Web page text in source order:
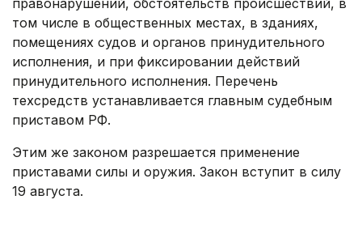
правонарушений, обстоятельств происшествий, в
том числе в общественных местах, в зданиях,
помещениях судов и органов принудительного
исполнения, и при фиксировании действий
принудительного исполнения. Перечень
техсредств устанавливается главным судебным
приставом РФ.
Этим же законом разрешается применение
приставами силы и оружия. Закон вступит в силу
19 августа.